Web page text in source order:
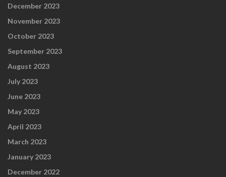
December 2023
November 2023
October 2023
September 2023
August 2023
July 2023
June 2023
May 2023
April 2023
March 2023
January 2023
December 2022